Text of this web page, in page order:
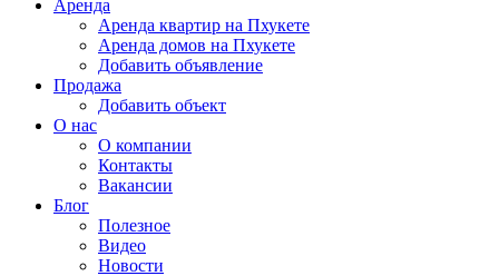
Аренда
Аренда квартир на Пхукете
Аренда домов на Пхукете
Добавить объявление
Продажа
Добавить объект
О нас
О компании
Контакты
Вакансии
Блог
Полезное
Видео
Новости